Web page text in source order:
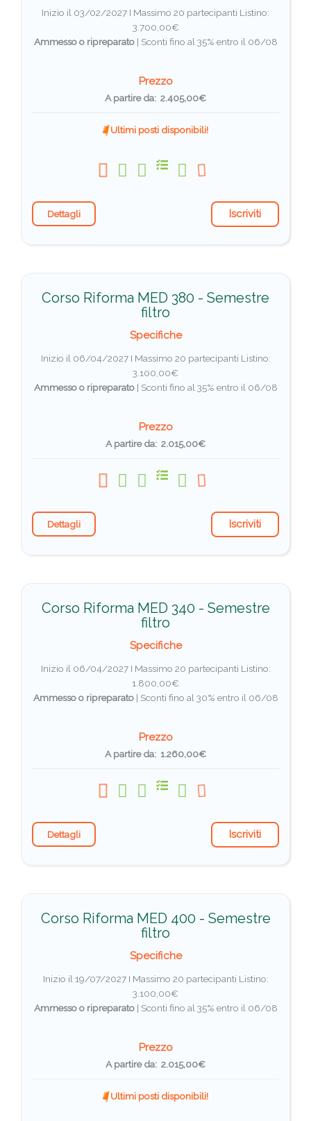
Inizio il 03/02/2027 I Massimo 20 partecipanti Listino:
3.700,00€
Ammesso o ripreparato| Sconti fino al 35% entro il 06/08
Prezzo
A partire da: 2.405,00€
Ultimi posti disponibili!
Dettagli Iscriviti
Corso Riforma MED 380 - Semestre
filtro
Specifiche
Inizio il 06/04/2027 I Massimo 20 partecipanti Listino:
3.100,00€
Ammesso o ripreparato| Sconti fino al 35% entro il 06/08
Prezzo
A partire da: 2.015,00€
Dettagli Iscriviti
Corso Riforma MED 340 - Semestre
filtro
Specifiche
Inizio il 06/04/2027 I Massimo 20 partecipanti Listino:
1.800,00€
Ammesso o ripreparato| Sconti fino al 30% entro il 06/08
Prezzo
A partire da: 1.260,00€
Dettagli Iscriviti
Corso Riforma MED 400 - Semestre
filtro
Specifiche
Inizio il 19/07/2027 I Massimo 20 partecipanti Listino:
3.100,00€
Ammesso o ripreparato| Sconti fino al 35% entro il 06/08
Prezzo
A partire da: 2.015,00€
Ultimi posti disponibili!